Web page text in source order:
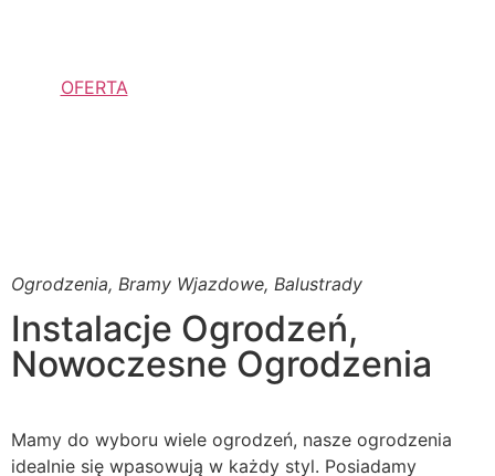
OFERTA
Ogrodzenia, Bramy Wjazdowe, Balustrady
Instalacje Ogrodzeń,
Nowoczesne Ogrodzenia
Mamy do wyboru wiele ogrodzeń, nasze ogrodzenia
idealnie się wpasowują w każdy styl. Posiadamy